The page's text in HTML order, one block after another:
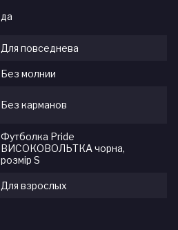
да
Для повседнева
Без молнии
Без карманов
Футболка Pride
ВИСОКОВОЛЬТКА чорна,
розмір S
Для взрослых